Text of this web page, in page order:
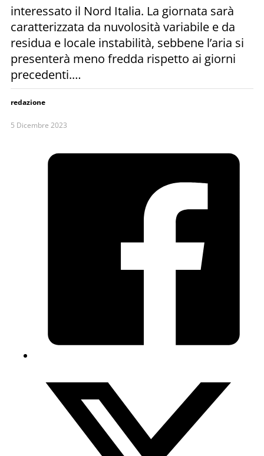
interessato il Nord Italia. La giornata sarà
caratterizzata da nuvolosità variabile e da
residua e locale instabilità, sebbene l’aria si
presenterà meno fredda rispetto ai giorni
precedenti.…
redazione
5 Dicembre 2023